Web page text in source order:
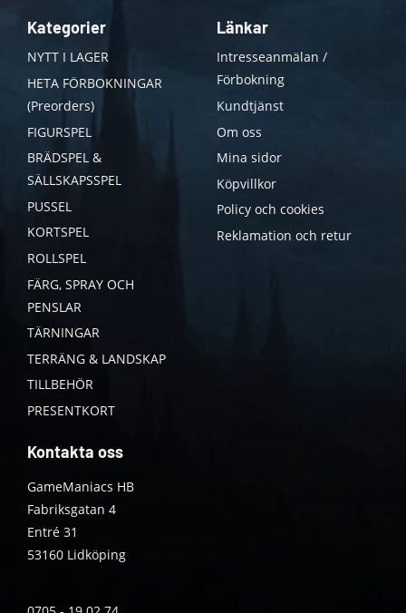
Kategorier
NYTT I LAGER
HETA FÖRBOKNINGAR
(Preorders)
FIGURSPEL
BRÄDSPEL &
SÄLLSKAPSSPEL
PUSSEL
KORTSPEL
ROLLSPEL
FÄRG, SPRAY OCH
PENSLAR
TÄRNINGAR
TERRÄNG & LANDSKAP
TILLBEHÖR
PRESENTKORT
Länkar
Intresseanmälan /
Förbokning
Kundtjänst
Om oss
Mina sidor
Köpvillkor
Policy och cookies
Reklamation och retur
Kontakta oss
GameManiacs HB
Fabriksgatan 4
Entré 31
53160 Lidköping